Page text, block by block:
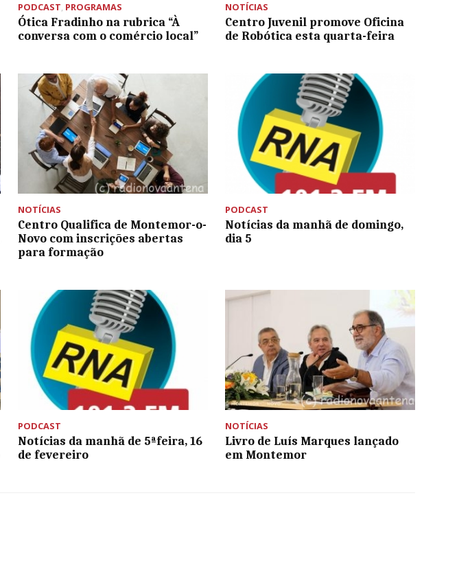
PODCAST, PROGRAMAS
Ótica Fradinho na rubrica “À
conversa com o comércio local”
NOTÍCIAS
Centro Juvenil promove Oficina
de Robótica esta quarta-feira
NOTÍCIAS
Centro Qualifica de Montemor-o-
Novo com inscrições abertas
para formação
PODCAST
Notícias da manhã de domingo,
dia 5
PODCAST
Notícias da manhã de 5ªfeira, 16
de fevereiro
NOTÍCIAS
Livro de Luís Marques lançado
em Montemor